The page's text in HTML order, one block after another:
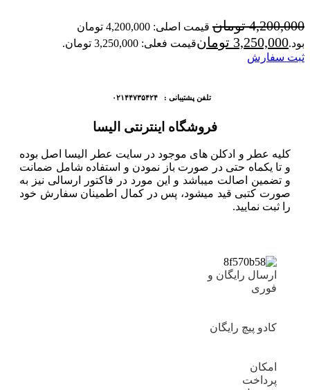
4,200,000 تومان
قیمت اصلی: 4,200,000 تومان
بود.3,250,000 تومانقیمت فعلی: 3,250,000 تومان.
ثبت سفارش
تلفن پشتیبانی : ۰۲۱۴۴۷۳۵۴۲۴
فروشگاه اینترنتی الیسا
کلیه عطر و ادکلن های موجود در سایت عطر الیسا اصل بوده
و تا یکماه حتی در صورت باز نمودن و استفاده شامل ضمانت
و تضمین اصالت میباشد و این مورد در فاکتور ارسالی نیز به
صورت کتبی قید میشود، پس در کمال اطمینان سفارش خود
را ثبت نمایید.
ارسال رایگان و
فوری
کادو پیچ رایگان
امکان
پرداخت